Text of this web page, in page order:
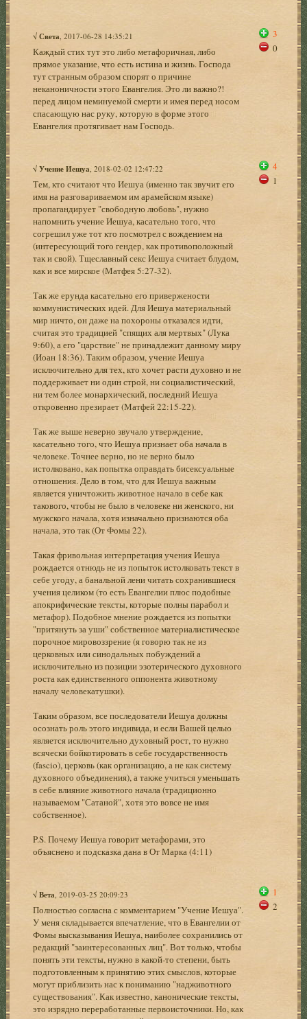
√Света , 2017-06-28 14:35:21
Каждый стих тут это либо метафоричная, либо
прямое указание, что есть истина и жизнь. Господа
тут странным образом спорят о причине
неканоничности этого Евангелия. Это ли важно?!
перед лицом неминуемой смерти и имея перед носом
спасающую нас руку, которую в форме этого
Евангелия протягивает нам Господь.
3
0
√Учение Иешуа , 2018-02-02 12:47:22
Тем, кто считают что Иешуа (именно так звучит его
имя на разговариваемом им арамейском языке)
пропагандирует "свободную любовь", нужно
напомнить учение Иешуа, касательно того, что
согрешил уже тот кто посмотрел с вождением на
(интересующий того гендер, как противоположный
так и свой). Тщеславный секс Иешуа считает блудом,
как и все мирское (Матфея 5:27-32).
Так же ерунда касательно его привержености
коммунистических идей. Для Иешуа материальный
мир ничто, он даже на похороны отказался идти,
считая это традицией "спящих аля мертвых" (Лука
9:60), а его "царствие" не принадлежит данному миру
(Иоан 18:36). Таким образом, учение Иешуа
исключительно для тех, кто хочет расти духовно и не
поддерживает ни один строй, ни социалистический,
ни тем более монархический, последний Иешуа
откровенно презирает (Матфей 22:15-22).
Так же выше неверно звучало утверждение,
касательно того, что Иешуа признает оба начала в
человеке. Точнее верно, но не верно было
истолковано, как попытка оправдать бисексуальные
отношения. Дело в том, что для Иешуа важным
является уничтожить животное начало в себе как
такового, чтобы не было в человеке ни женского, ни
мужского начала, хотя изначально признаются оба
начала, это так (От Фомы 22).
Такая фривольная интерпретация учения Иешуа
рождается отнюдь не из попыток истолковать текст в
себе угоду, а банальной лени читать сохранившиеся
учения целиком (то есть Евангелии плюс подобные
апокрифические тексты, которые полны парабол и
метафор). Подобное мнение рождается из попытки
"притянуть за уши" собственное материалистическое
порочное мировоззрение (я говорю так не из
церковных или синодальных побуждений а
исключительно из позиции эзотерического духовного
роста как единственного оппонента животному
началу человекатушки).
Таким образом, все последователи Иешуа должны
осознать роль этого индивида, и если Вашей целью
является исключительно духовный рост, то нужно
всячески бойкотировать в себе государственность
(fascio), церковь (как организацию, а не как систему
духовного объединения), а также учиться уменьшать
в себе влияние животного начала (традиционно
называемом "Сатаной", хотя это вовсе не имя
собственное).
P.S. Почему Иешуа говорит метафорами, это
объяснено и подсказка дана в От Марка (4:11)
4
1
√Вета , 2019-03-25 20:09:23
Полностью согласна с комментарием "Учение Иешуа".
У меня складывается впечатление, что в Евангелии от
Фомы высказывания Иешуа, наиболее сохранились от
редакций "заинтересованных лиц". Вот только, чтобы
понять эти тексты, нужно в какой-то степени, быть
подготовленным к принятию этих смыслов, которые
могут приблизить нас к пониманию "надживотного
существования". Как известно, канонические тексты,
это изрядно переработанные первоисточники. Но, как
1
2